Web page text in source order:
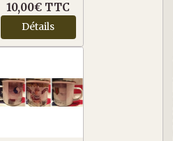
10,00€ TTC
Détails